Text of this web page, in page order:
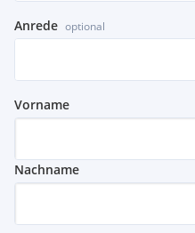
Anrede optional
Vorname
Nachname